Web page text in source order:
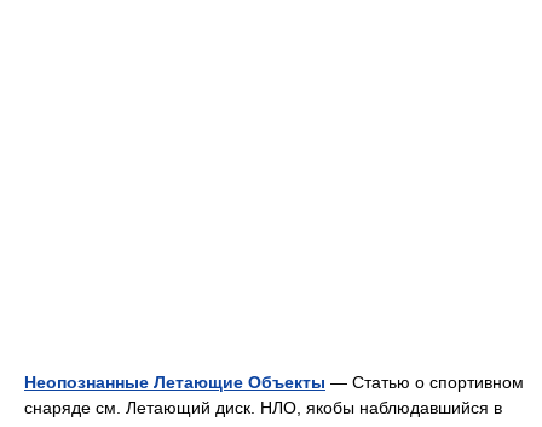
Неопознанные Летающие Объекты — Статью о спортивном
снаряде см. Летающий диск. НЛО, якобы наблюдавшийся в